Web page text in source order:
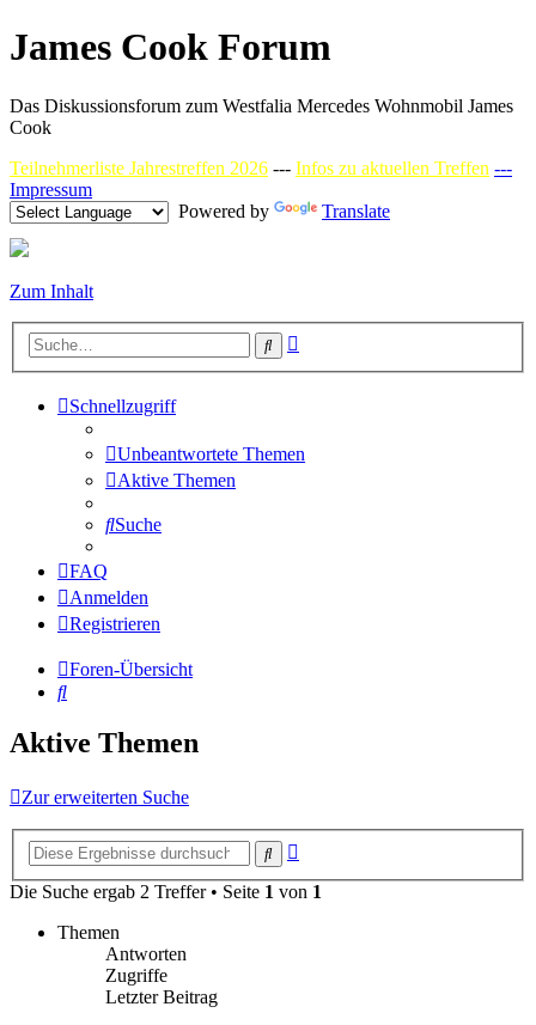
James Cook Forum
Das Diskussionsforum zum Westfalia Mercedes Wohnmobil James
Cook
Teilnehmerliste Jahrestreffen 2026 --- Infos zu aktuellen Treffen ---
Impressum
Powered by
Translate
Zum Inhalt
Suche
Schnellzugriff
Unbeantwortete Themen
Aktive Themen
Suche
FAQ
Anmelden
Registrieren
Foren-Übersicht
Suche
Aktive Themen
Zur erweiterten Suche
Suche
Die Suche ergab 2 Treffer • Seite 1 von 1
Themen
Antworten
Zugriffe
Letzter Beitrag